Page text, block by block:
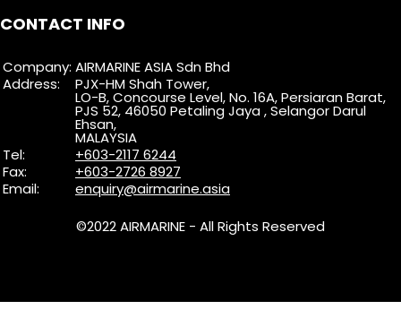
CONTACT INFO
Company: AIRMARINE ASIA Sdn Bhd
Address:
PJX-HM Shah Tower,
LO-B, Concourse Level, No. 16A, Persiaran Barat,
PJS 52, 46050 Petaling Jaya , Selangor Darul
Ehsan,
MALAYSIA
Tel:
+603-2117 6244
Fax:
+603-2726 8927
Email:
enquiry@airmarine.asia
©2022 AIRMARINE - All Rights Reserved